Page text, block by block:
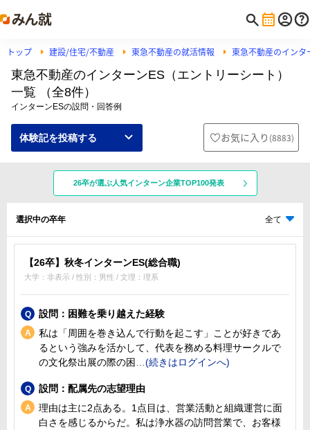
トップ 建設/住宅/不動産 東急不動産の就活情報 東急不動産のインタ
東急不動産のインターンES（エントリーシート）
一覧 （全8件）
インターンESの設問・回答例
体験記を投稿する お気に入り (8883)
26卒が選ぶ人気インターン企業TOP100発表
選択中の卒年 全て
【26卒】秋冬インターンES(総合職)
大学：非表示 / 性別：男性 / 文理：理系
設問：困難を乗り越えた経験
私は「周囲を巻き込んで行動を起こす」ことが好きであ
るという強みを活かして、代表を務める料理サークルで
の文化祭出展の際の困
設問：配属先の志望理由
理由は主に2点ある。1点目は、営業活動と組織運営に面
白さを感じるからだ。私は浄水器の訪問営業で、お客様